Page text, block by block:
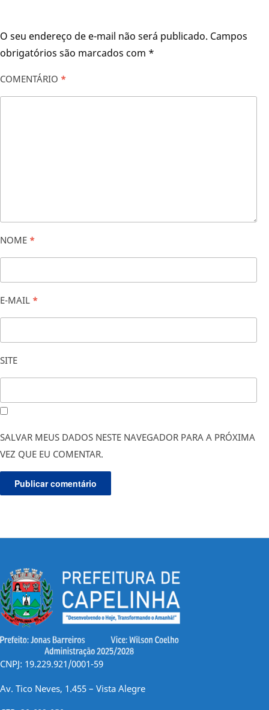
O seu endereço de e-mail não será publicado. Campos
obrigatórios são marcados com *
COMENTÁRIO *
NOME *
E-MAIL *
SITE
SALVAR MEUS DADOS NESTE NAVEGADOR PARA A PRÓXIMA
VEZ QUE EU COMENTAR.
CNPJ: 19.229.921/0001-59
Av. Tico Neves, 1.455 – Vista Alegre